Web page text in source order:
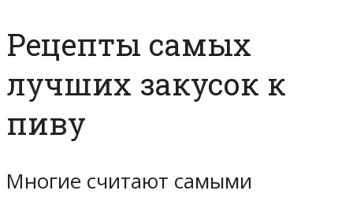
Рецепты самых
лучших закусок к
пиву
Многие считают самыми